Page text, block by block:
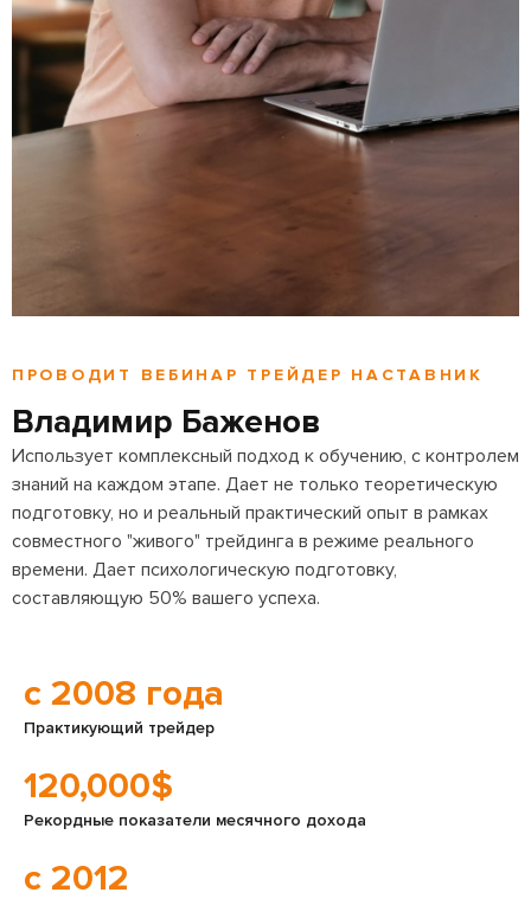
ПРОВОДИТ ВЕБИНАР ТРЕЙДЕР НАСТАВНИК
Владимир Баженов
Использует комплексный подход к обучению, с контролем
знаний на каждом этапе. Дает не только теоретическую
подготовку, но и реальный практический опыт в рамках
совместного "живого" трейдинга в режиме реального
времени. Дает психологическую подготовку,
составляющую 50% вашего успеха.
с 2008 года
Практикующий трейдер
120,000$
Рекордные показатели месячного дохода
c 2012